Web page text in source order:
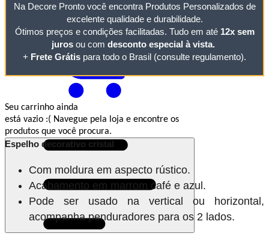
Seu carrinho ainda
está vazio :( Navegue pela loja e encontre os
produtos que você procura.
Na Decore Pronto você encontra Produtos Personalizados de
excelente qualidade e durabilidade.
Ótimos preços e condições facilitadas. Tudo em até 12x sem
juros ou com desconto especial à vista.
+ Frete Grátis para todo o Brasil (consulte regulamento).
Espelho decorativo cristal
Com moldura em aspecto rústico.
Acabamento em marrom café e azul.
Pode ser usado na vertical ou horizontal,
acompanha penduradores para os 2 lados.